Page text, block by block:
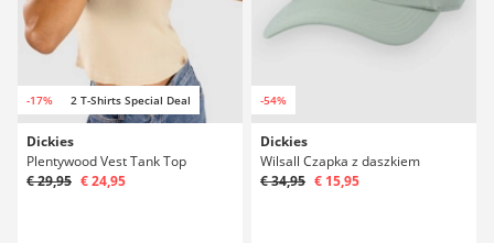
-17% 2 T-Shirts Special Deal
Dickies
Plentywood Vest Tank Top
€ 29,95 € 24,95
-54%
Dickies
Wilsall Czapka z daszkiem
€ 34,95 € 15,95